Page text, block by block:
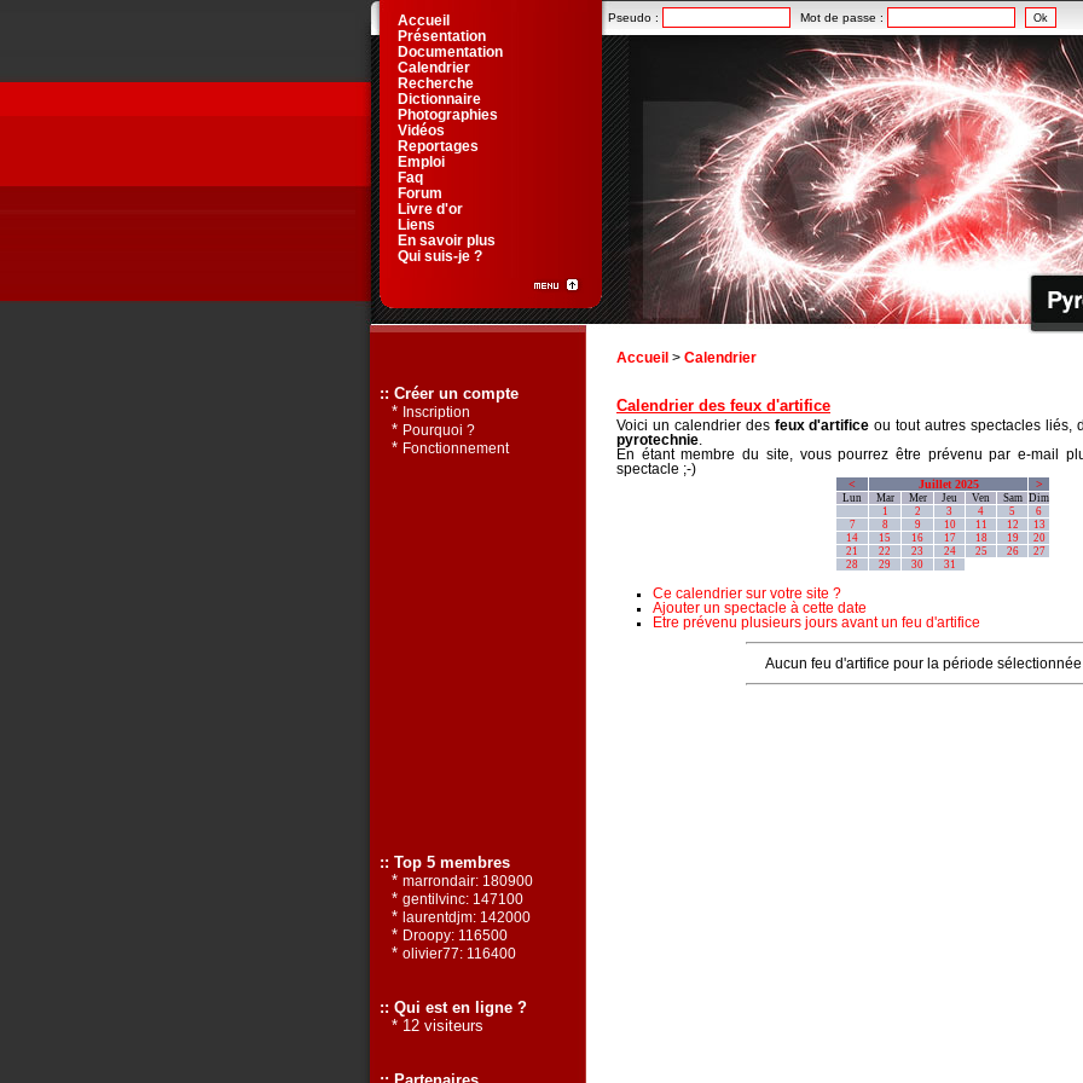
Accueil > Calendrier
Calendrier des feux d'artifice
Voici un calendrier des feux d'artifice ou tout autres spectacles liés,
pyrotechnie
En étant membre du site, vous pourrez être prévenu par e-mail
spectacle ;-)
< Juillet 2025 >
Lun Mar Mer Jeu Ven Sam Dim
1
2 3 4 5
6
7
8 9 10 11 12
13
14
15 16 17 18 19
20
21
22 23 24 25 26
27
28
29 30 31
Ce calendrier sur votre site ?
Ajouter un spectacle à cette date
Etre prévenu plusieurs jours avant un feu d'artifice
Aucun feu d'artifice pour la période
Pseudo : Mot de passe :
Accueil
Présentation
Documentation
Calendrier
Recherche
Dictionnaire
Photographies
Vidéos
Reportages
Emploi
Faq
Forum
Livre d'or
Liens
En savoir plus
Qui suis-je ?
:: Créer un compte
* Inscription
* Pourquoi ?
* Fonctionnement
:: Top 5 membres
* marrondair: 180900
* gentilvinc: 147100
* laurentdjm: 142000
* Droopy: 116500
* olivier77: 116400
:: Qui est en ligne ?
* 12 visiteurs